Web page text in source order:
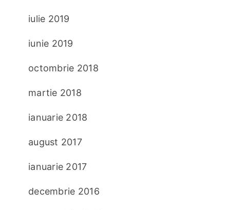
iulie 2019
iunie 2019
octombrie 2018
martie 2018
ianuarie 2018
august 2017
ianuarie 2017
decembrie 2016